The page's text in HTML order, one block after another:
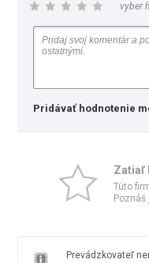
vyber
Pridávať hodnotenie
Zatiaľ
Túto
Prevádzkovateľ